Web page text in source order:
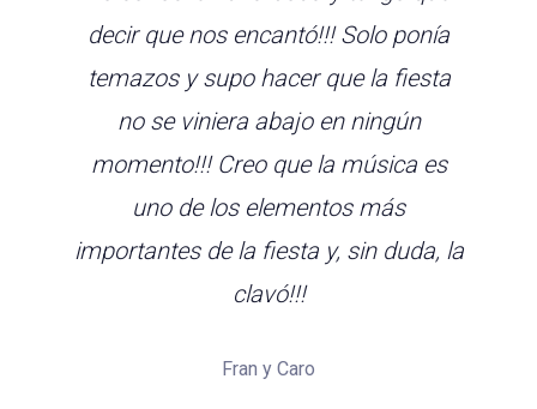
decir que nos encantó!!! Solo ponía
temazos y supo hacer que la fiesta
no se viniera abajo en ningún
momento!!! Creo que la música es
uno de los elementos más
importantes de la fiesta y, sin duda, la
clavó!!!
Fran y Caro